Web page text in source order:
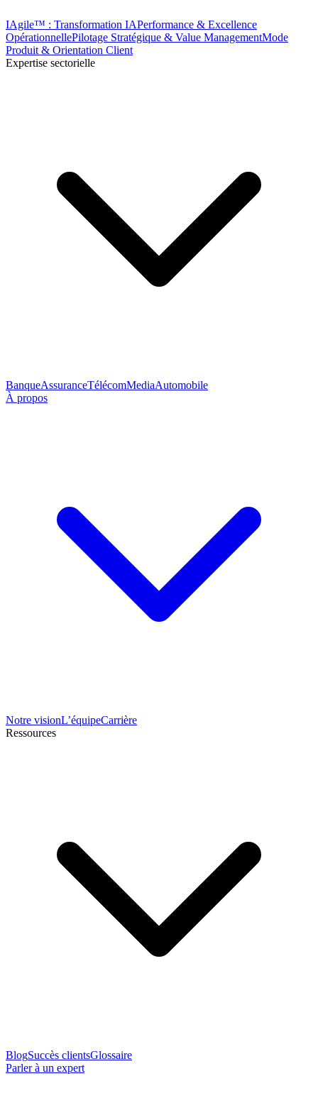
IAgile™ : Transformation IAPerformance & Excellence
OpérationnellePilotage Stratégique & Value ManagementMode
Produit & Orientation Client
Expertise sectorielle
BanqueAssuranceTélécomMediaAutomobile
À propos
Notre visionL’équipeCarrière
Ressources
BlogSuccès clientsGlossaire
Parler à un expert